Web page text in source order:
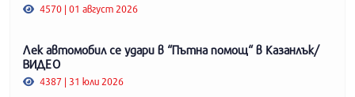
4570 | 01 август 2026
Лек автомобил се удари в “Пътна помощ“ в Казанлък/
ВИДЕО
4387 | 31 юли 2026